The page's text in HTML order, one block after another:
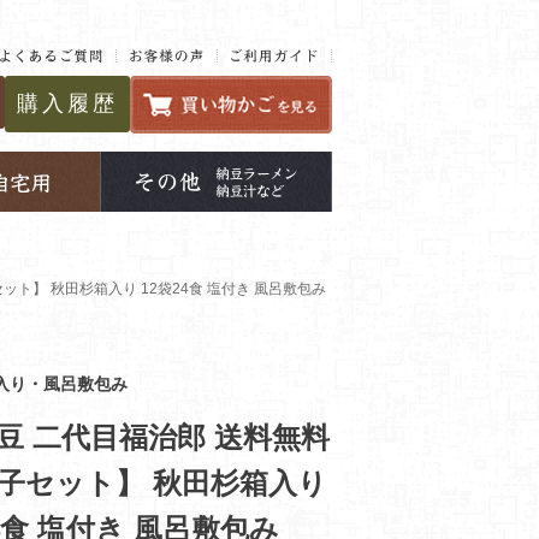
購入履歴
ト】 秋田杉箱入り 12袋24食 塩付き 風呂敷包み
り・風呂敷包み
二代目福治郎 送料無料
セット】 秋田杉箱入り
塩付き 風呂敷包み